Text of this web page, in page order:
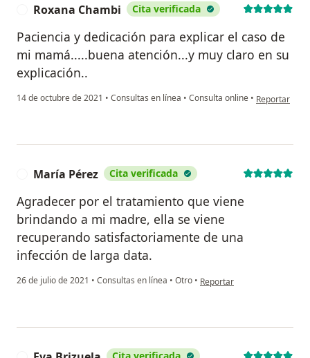
Roxana Chambi Cita verificada
Paciencia y dedicación para explicar el caso de
mi mamá.....buena atención...y muy claro en su
explicación..
14 de octubre de 2021 • Consultas en línea • Consulta online • en opinión
Reportar
María Pérez Cita verificada
Agradecer por el tratamiento que viene
brindando a mi madre, ella se viene
recuperando satisfactoriamente de una
infección de larga data.
26 de julio de 2021 • Consultas en línea • Otro • en opinión del usuario
Reportar
Cita verificada